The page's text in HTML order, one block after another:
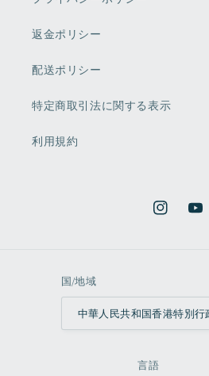
返金ポリシー
配送ポリシー
特定商取引法に関する表示
利用規約
Instagram
国/地域
中華人民共和国香港特別行
言語